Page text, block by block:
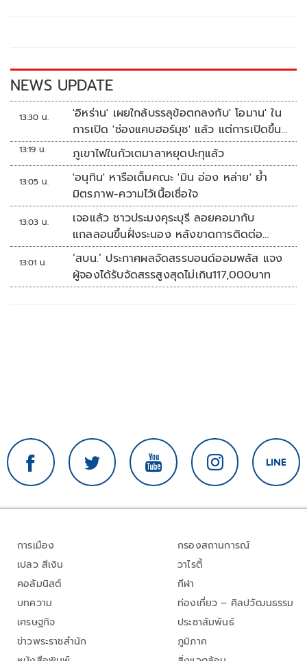
k k
NEWS UPDATE
13:30 น.
'อิหร่าน' เผยใกล้บรรลุข้อตกลงกับ' โอมาน' ใน
การเปิด 'ช่องแคบฮอร์มุซ' แล้ว แต่การเปิดขึ้น
อยู่กับสหรัฐฯ
13:19 น. ภูเขาไฟในกัวเตมาลาหยุดปะทุแล้ว
13:05 น.
'อนุทิน' หารือเต็มคณะ 'มิน อ่อง หล่าย' ย้ำ
มิตรภาพ-ความไว้เนื้อเชื่อใจ
13:03 น.
เจอแล้ว ชาวประมงคุระบุรี ลอยคอมากับ
แกลลอนขึ้นฝั่งระนอง หลังขาดการติดต่อ
หลายวัน
13:01 น.
‘สบน.’ ประกาศผลจัดสรรบอนด์ออมพลัส แจง
ผู้จองได้รับจัดสรรสูงสุดไม่เกิน117,000บาท
การเมือง
เปลว สีเงิน
คอลัมนิสต์
บทความ
เศรษฐกิจ
ข่าวพระราชสำนัก
กรองสถานการณ์
วาไรตี้
กีฬา
ท่องเที่ยว – ศิลปวัฒนธรรม
ประชาสัมพันธ์
ภูมิภาค